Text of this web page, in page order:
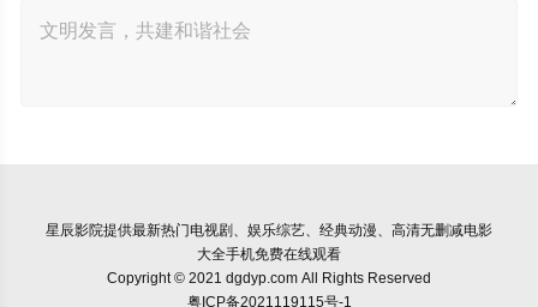
星辰影院提供最新热门电视剧、娱乐综艺、经典动漫、高清无删减电影
大全手机免费在线观看
Copyright © 2021 dgdyp.com All Rights Reserved
粤ICP备2021119115号-1